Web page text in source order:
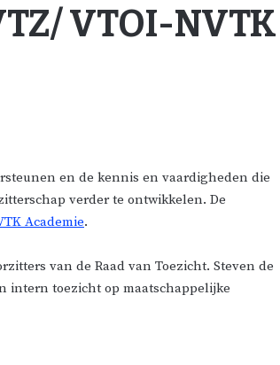
VTOI-NVTK
en de kennis en vaardigheden die
verder te ontwikkelen. De
Academie.
van de Raad van Toezicht. Steven de
intern toezicht op maatschappelijke